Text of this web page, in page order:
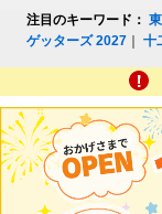
注目のキーワード：
ゲッターズ 2027 ｜十